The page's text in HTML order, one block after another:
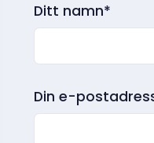
Ditt namn*
Din e-